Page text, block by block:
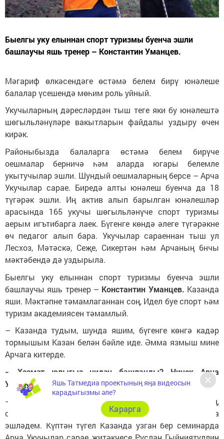
Быелгы уку елыннан спорт туризмы буенча эшли
башлаучы яшь тренер – Константин Уманцев.
Мәгариф өлкәсендәге өстәмә белем бирү юнәлеше
балалар үсешендә мөһим роль уйный.
Укучыларның дәресләрдән тыш теге яки бу юнәлештә
шөгыльләнүләре вакытларын файдалы уздыру өчен
кирәк.
Районыбызда балаларга өстәмә белем бирүче
оешмалар берничә һәм аларда югары белемле
укытучылар эшли. Шундый оешмаларның берсе – Арча
Укучылар сарае. Биредә алты юнәлеш буенча да 18
түгәрәк эшли. Иң актив алып барылган юнәлешләр
арасында 165 укучы шөгыльләнүче спорт туризмы
аерым игътибарга лаек. Бүгенге көндә әлеге түгәрәкне
өч педагог алып бара. Укучылар сараеннан тыш ул
Лесхоз, Мәтәскә, Сеҗе, Сикертән һәм Арчаның 6нчы
мәктәбендә дә уздырыла.
Быелгы уку елыннан спорт туризмы буенча эшли
башлаучы яшь тренер – Константин Уманцев. Казанда
яши. Мәктәпне тәмамлаганнан соң, Идел буе спорт һәм
туризм академиясен тәмамлый.
– Казанда тудым, шунда яшим, бүгенге көнгә кадәр
тормышым Казан белән бәйле иде. Әмма язмыш мине
Арчага китерде.
– Хезмәт юлыгыз нидән башланды? Ничек Арча
Укучылар сараенда эшли башладыгыз?
– Уку йортын мин 2021 елда тәмамладым. Аннан соң,
спорт туризмы буенча Казанда һәм Биектауда
эшләдем. Күптән түгел Казанда узган бер семинарда
Яшь Татмедиа проектының яңа видеосын
карадыгызмы әле?
Карарга